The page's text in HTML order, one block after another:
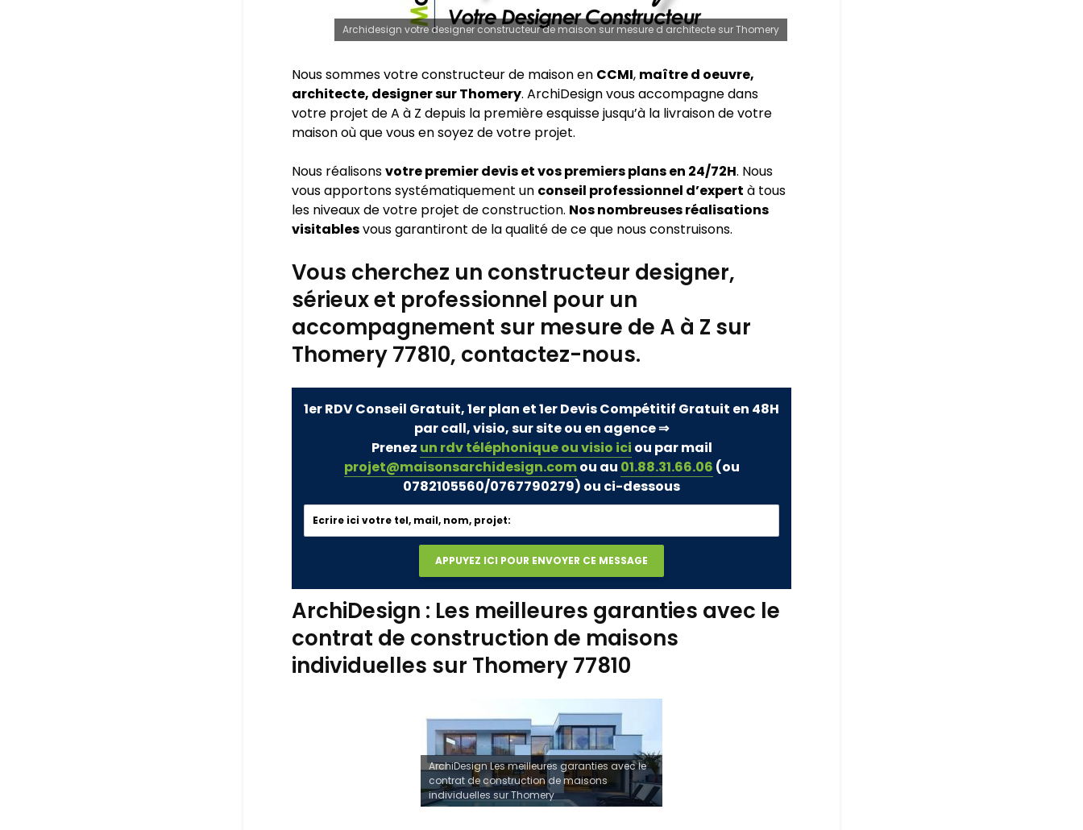
Archidesign votre designer constructeur de maison sur mesure d architecte sur Thomery
Nous sommes votre constructeur de maison en CCMI, maître d oeuvre,
architecte, designer sur Thomery. ArchiDesign vous accompagne dans
votre projet de A à Z depuis la première esquisse jusqu’à la livraison de votre
maison où que vous en soyez de votre projet.
Nous réalisonsvotre premier devis et vos premiers plans en 24/72H. Nous
vous apportons systématiquement un conseil professionnel d’expert à tous
les niveaux de votre projet de construction. Nos nombreuses réalisations
visitablesvous garantiront de la qualité de ce que nous construisons.
Vous cherchez un constructeur designer,
sérieux et professionnel pour un
accompagnement sur mesure de A à Z sur
Thomery 77810, contactez-nous.
1er RDV Conseil Gratuit, 1er plan et 1er Devis Compétitif Gratuit en 48H
par call, visio, sur site ou en agence ⇒
Prenez un rdv téléphonique ou visio ici ou par mail
projet@maisonsarchidesign.comou au 01.88.31.66.06 (ou
0782105560/0767790279) ou ci-dessous
ArchiDesign : Les meilleures garanties avec le
contrat de construction de maisons
individuelles sur Thomery 77810
ArchiDesign Les meilleures garanties avec le
contrat de construction de maisons
individuelles sur Thomery